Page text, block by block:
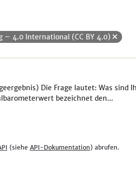
– 4.0 International (CC BY 4.0)
Die Frage lautet: Was sind
bezeichnet den...
(siehe API-Dokumentation) abrufen.